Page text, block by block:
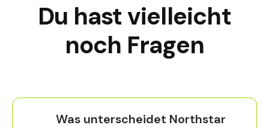
Du hast vielleicht
noch Fragen
Was unterscheidet Northstar